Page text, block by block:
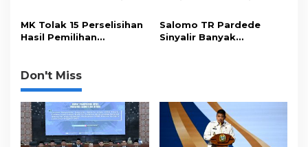
Pengelolaan Anggaran
MK Tolak 15 Perselisihan
Hasil Pemilihan
Salomo TR Pardede
Sinyalir Banyak
Don't Miss